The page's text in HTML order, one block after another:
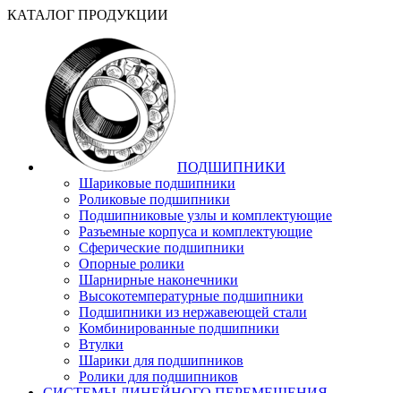
КАТАЛОГ ПРОДУКЦИИ
ПОДШИПНИКИ
Шариковые подшипники
Роликовые подшипники
Подшипниковые узлы и комплектующие
Разъемные корпуса и комплектующие
Сферические подшипники
Опорные ролики
Шарнирные наконечники
Высокотемпературные подшипники
Подшипники из нержавеющей стали
Комбинированные подшипники
Втулки
Шарики для подшипников
Ролики для подшипников